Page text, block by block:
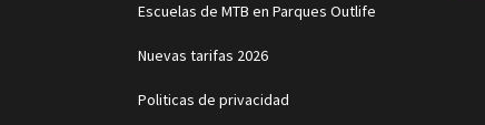
Escuelas de MTB en Parques Outlife
Nuevas tarifas 2026
Politicas de privacidad